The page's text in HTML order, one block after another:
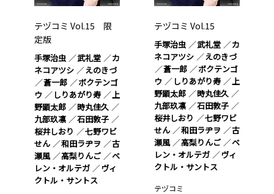
テヅコミ Vol.15 限
定版
手塚治虫 武礼堂
カ
ネコアツシ
えのきづ
蒼一郎
ボクテンゴ
ウ
しりあがり寿
上
野顕太郎
時丸佳久
九部玖凛
石田敦子
桜井しおり
七野ワビ
せん
和田ラヂヲ
古
瀬風
高梨りんご
ベ
レン・オルテガ
ヴィ
クトル・サントス
テヅコミ Vol.15
手塚治虫 武礼堂
カ
ネコアツシ
えのきづ
蒼一郎
ボクテンゴ
ウ
しりあがり寿
上
野顕太郎
時丸佳久
九部玖凛
石田敦子
桜井しおり
七野ワビ
せん
和田ラヂヲ
古
瀬風
高梨りんご
ベ
レン・オルテガ
ヴィ
クトル・サントス
テヅコミ